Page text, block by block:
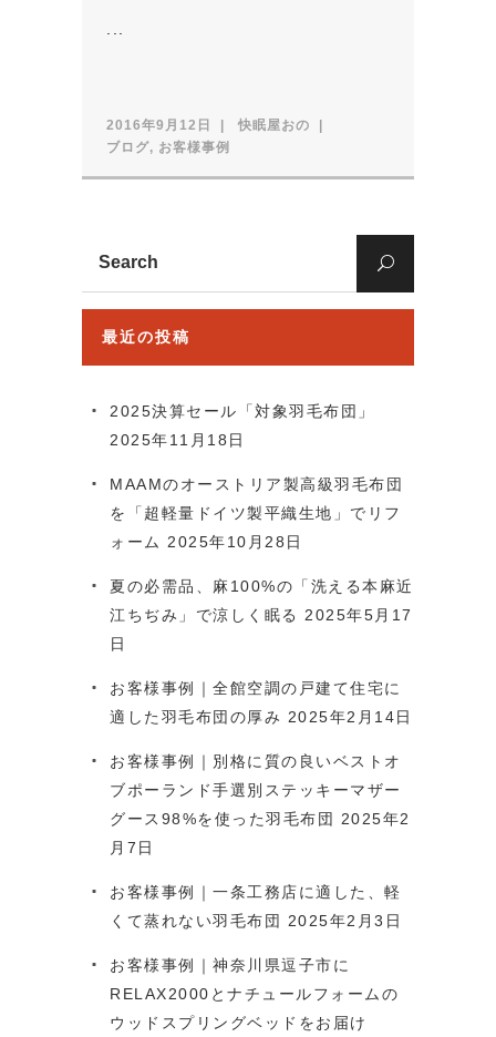
2016年9月12日
快眠屋おの
ブログ, お客様事例
最近の投稿
2025決算セール「対象羽毛布団」
2025年11月18日
MAAMのオーストリア製高級羽毛布団
を「超軽量ドイツ製平織生地」でリフ
ォーム
2025年10月28日
夏の必需品、麻100%の「洗える本麻近
江ちぢみ」で涼しく眠る
2025年5月17
日
お客様事例｜全館空調の戸建て住宅に
適した羽毛布団の厚み 2025年2月14日
お客様事例｜別格に質の良いベストオ
ブポーランド手選別ステッキーマザー
グース98%を使った羽毛布団
2025年2
月7日
お客様事例｜一条工務店に適した、軽
くて蒸れない羽毛布団
2025年2月3日
お客様事例｜神奈川県逗子市に
RELAX2000とナチュールフォームの
ウッドスプリングベッドをお届け